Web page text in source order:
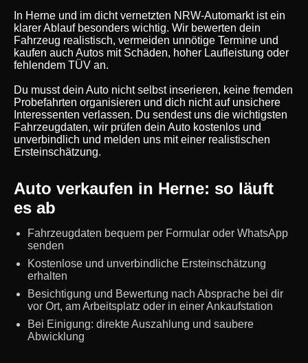
In Herne und im dicht vernetzten NRW-Automarkt ist ein
klarer Ablauf besonders wichtig. Wir bewerten dein
Fahrzeug realistisch, vermeiden unnötige Termine und
kaufen auch Autos mit Schäden, hoher Laufleistung oder
fehlendem TÜV an.
Du musst dein Auto nicht selbst inserieren, keine fremden
Probefahrten organisieren und dich nicht auf unsichere
Interessenten verlassen. Du sendest uns die wichtigsten
Fahrzeugdaten, wir prüfen dein Auto kostenlos und
unverbindlich und melden uns mit einer realistischen
Ersteinschätzung.
Auto verkaufen in Herne: so läuft
es ab
Fahrzeugdaten bequem per Formular oder WhatsApp
senden
Kostenlose und unverbindliche Ersteinschätzung
erhalten
Besichtigung und Bewertung nach Absprache bei dir
vor Ort, am Arbeitsplatz oder in einer Ankaufstation
Bei Einigung: direkte Auszahlung und saubere
Abwicklung